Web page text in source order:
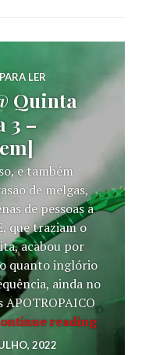
PARA LER
Quinta
3 –
e também
de melgas,
de pessoas a
que traziam o
acabou por
quanto inglório
ainda no
readingVagos
2022